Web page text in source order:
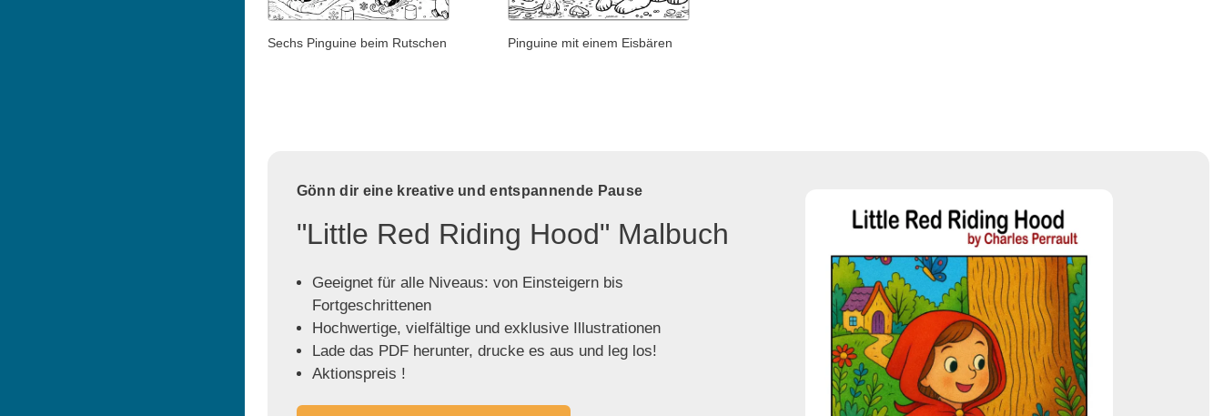
Sechs Pinguine beim Rutschen Pinguine mit einem Eisbären
Gönn dir eine kreative und entspannende Pause
"Little Red Riding Hood" Malbuch
Geeignet für alle Niveaus: von Einsteigern bis
Fortgeschrittenen
Hochwertige, vielfältige und exklusive Illustrationen
Lade das PDF herunter, drucke es aus und leg los!
Aktionspreis !